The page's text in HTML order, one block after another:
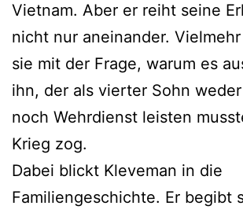
Vietnam. Aber er reiht seine
nicht nur aneinander.
sie mit der Frage, warum es
ihn, der als vierter Sohn
noch Wehrdienst leisten
Krieg zog.
Dabei blickt Kleveman in die
Familiengeschichte. Er begibt